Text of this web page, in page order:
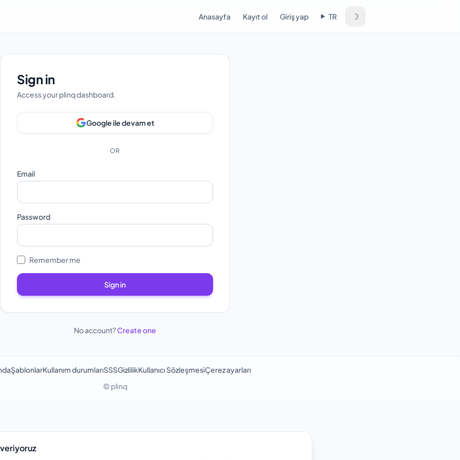
Anasayfa Kayıt ol Giriş yap TR ☽
Sign in
Access your plinq dashboard.
Google ile devam et
OR
Email
Password
Remember me
Sign in
No account?Create one
ŞablonlarKullanım durumlarıSSSGizlilikKullanıcı SözleşmesiÇerez ayarları
© plinq